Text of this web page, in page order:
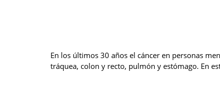
En los últimos 30 años el cáncer en personas
tráquea, colon y recto, pulmón y estómago. En